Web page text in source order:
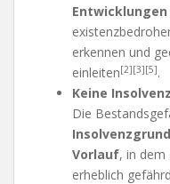
Entwicklungen
erkennen und
einleiten[2][3][5].
Keine
Die
Insolvenzgrund
Vorlauf, in dem
erheblich